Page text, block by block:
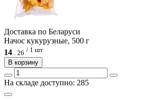
Доcтавка по Беларуси
Начос кукурузные, 500 г
14
26 / 1 шт
В корзину
На складе доступно: 285